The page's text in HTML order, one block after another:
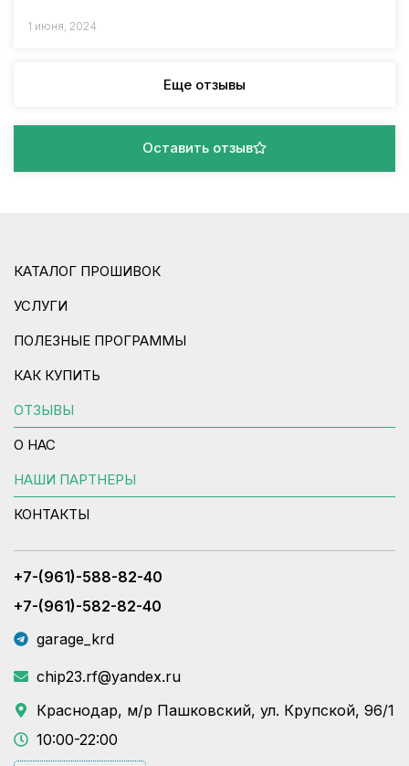
1 июня, 2024
Еще отзывы
Оставить отзыв
КАТАЛОГ ПРОШИВОК
УСЛУГИ
ПОЛЕЗНЫЕ ПРОГРАММЫ
КАК КУПИТЬ
ОТЗЫВЫ
О НАС
НАШИ ПАРТНЕРЫ
КОНТАКТЫ
+7-(961)-588-82-40
+7-(961)-582-82-40
garage_krd
chip23.rf@yandex.ru
Краснодар, м/р Пашковский, ул. Крупской, 96/1
10:00-22:00